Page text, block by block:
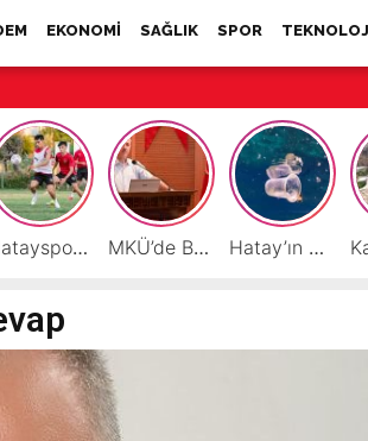
EKONOMİ SAĞLIK SPOR
Hatayspor’daki büyük kriz gençler için büyük bir fırsat MKÜ’de BAP ve TÜBİTAK 1001 Projeleri Masaya Yatırıldı Hatay’ın Deniz ve Sahillerini Kirleten Tesislere Ceza Yağdı!